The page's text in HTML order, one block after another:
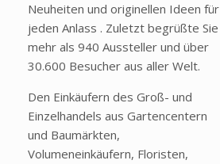
Neuheiten und originellen Ideen für
jeden Anlass . Zuletzt begrüßte Sie
mehr als 940 Aussteller und über
30.600 Besucher aus aller Welt.
Den Einkäufern des Groß- und
Einzelhandels aus Gartencentern
und Baumärkten,
Volumeneinkäufern, Floristen,